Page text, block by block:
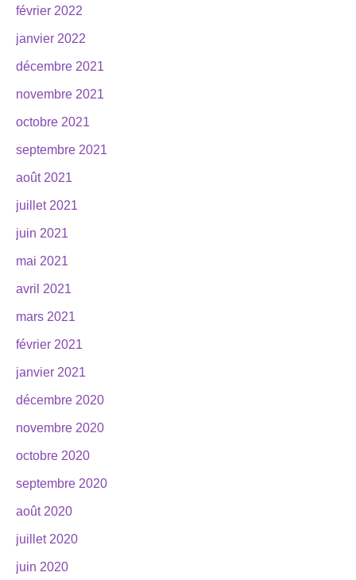
février 2022
janvier 2022
décembre 2021
novembre 2021
octobre 2021
septembre 2021
août 2021
juillet 2021
juin 2021
mai 2021
avril 2021
mars 2021
février 2021
janvier 2021
décembre 2020
novembre 2020
octobre 2020
septembre 2020
août 2020
juillet 2020
juin 2020